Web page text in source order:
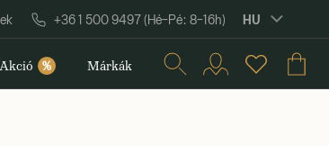
+36 1 500 9497 (Hé–Pé: 8–16h) HU
Akció % Márkák